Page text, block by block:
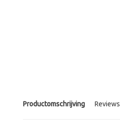
Productomschrijving Reviews